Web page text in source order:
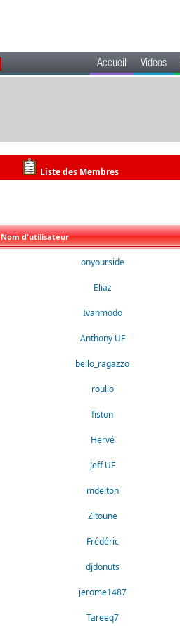
Accueil Videos
Liste des Membres
Nom d'utilisateur
onyourside
Eliaz
Ivanmodo
Anthony UF
bello_ragazzo
roulio
fiston
Hervé
Jeff UF
mdelton
Zitoune
Frédéric
djdonuts
jerome1487
Tareeq7